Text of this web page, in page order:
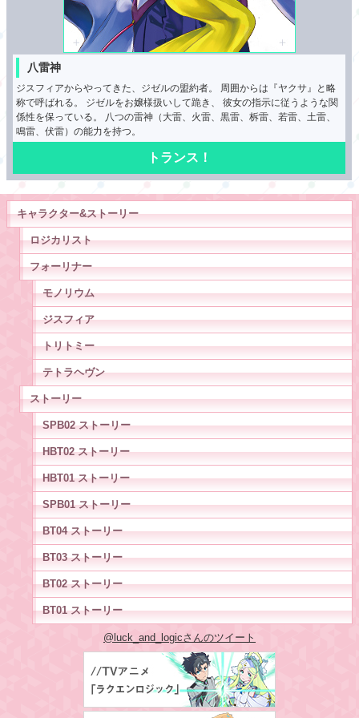
八雷神
ジスフィアからやってきた、ジゼルの盟約者。
周囲からは『ヤクサ』と略
称で呼ばれる。
ジゼルをお嬢様扱いして跪き、
彼女の指示に従うような関
係性を保っている。
八つの雷神（大雷、火雷、黒雷、柝雷、若雷、土雷、
鳴雷、伏雷）の能力を持つ。
トランス！
キャラクター&ストーリー
ロジカリスト
フォーリナー
モノリウム
ジスフィア
トリトミー
テトラヘヴン
ストーリー
SPB02 ストーリー
HBT02 ストーリー
HBT01 ストーリー
SPB01 ストーリー
BT04 ストーリー
BT03 ストーリー
BT02 ストーリー
BT01 ストーリー
@luck_and_logicさんのツイート